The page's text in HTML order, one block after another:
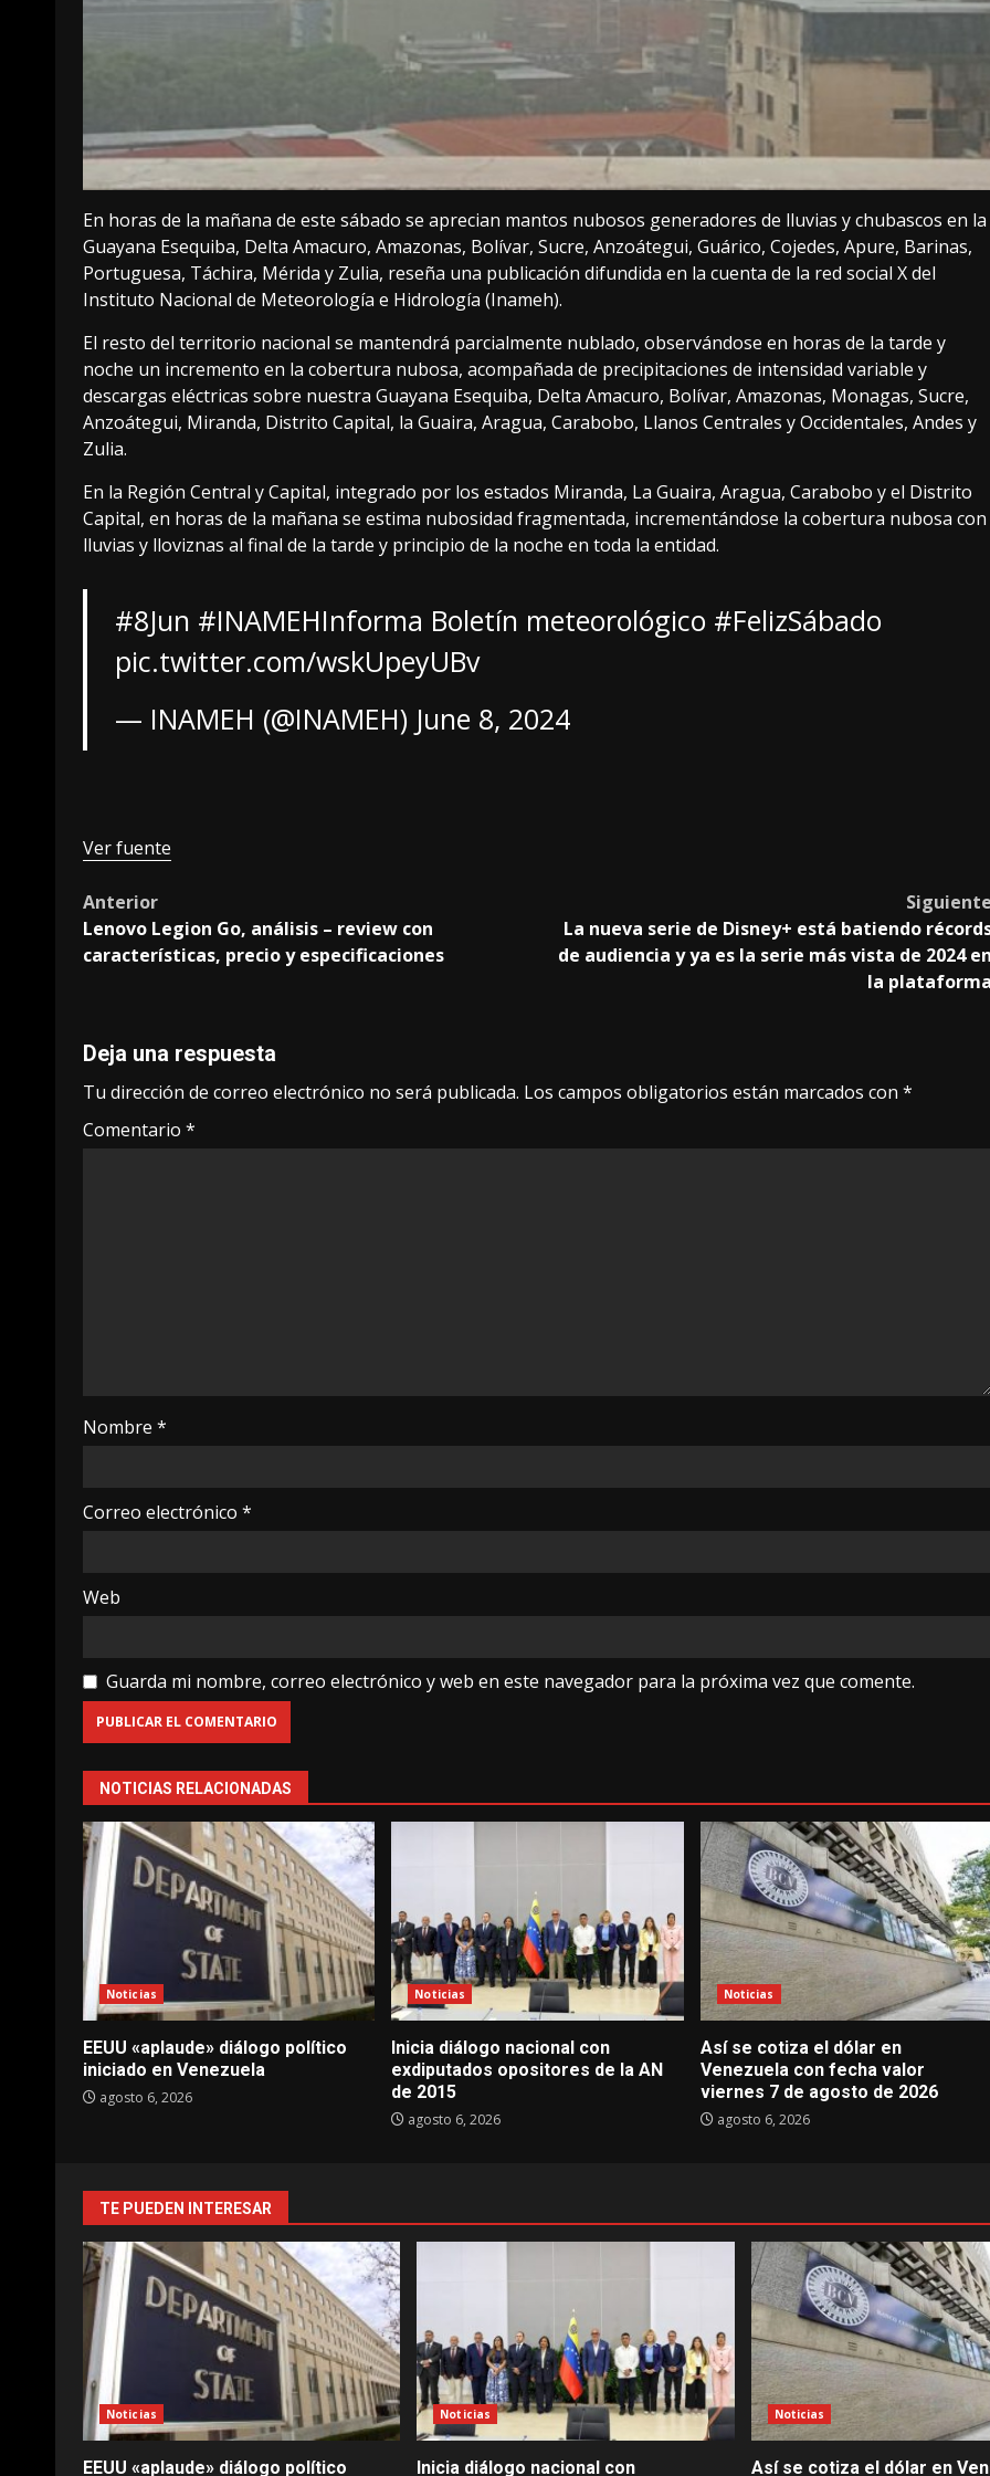
En horas de la mañana de este sábado se aprecian mantos nubosos generadores de lluvias y chubascos en la
Guayana Esequiba, Delta Amacuro, Amazonas, Bolívar, Sucre, Anzoátegui, Guárico, Cojedes, Apure, Barinas,
Portuguesa, Táchira, Mérida y Zulia, reseña una publicación difundida en la cuenta de la red social X del
Instituto Nacional de Meteorología e Hidrología (Inameh).
El resto del territorio nacional se mantendrá parcialmente nublado, observándose en horas de la tarde y
noche un incremento en la cobertura nubosa, acompañada de precipitaciones de intensidad variable y
descargas eléctricas sobre nuestra Guayana Esequiba, Delta Amacuro, Bolívar, Amazonas, Monagas, Sucre,
Anzoátegui, Miranda, Distrito Capital, la Guaira, Aragua, Carabobo, Llanos Centrales y Occidentales, Andes y
Zulia.
En la Región Central y Capital, integrado por los estados Miranda, La Guaira, Aragua, Carabobo y el Distrito
Capital, en horas de la mañana se estima nubosidad fragmentada, incrementándose la cobertura nubosa con
lluvias y lloviznas al final de la tarde y principio de la noche en toda la entidad.
#8Jun #INAMEHInforma Boletín meteorológico #FelizSábado
pic.twitter.com/wskUpeyUBv
— INAMEH (@INAMEH) June 8, 2024
Ver fuente
Post
navigation
Anterior
Lenovo Legion Go, análisis – review con
características, precio y especificaciones
Siguiente
La nueva serie de Disney+ está batiendo
de audiencia y ya es la serie más vista de 2024 en
la plataforma
Deja una respuesta
Tu dirección de correo electrónico no será publicada. Los campos obligatorios están marcados con *
Comentario *
Nombre *
Correo electrónico *
Web
Guarda mi nombre, correo electrónico y web en este navegador para la próxima vez que comente.
NOTICIAS RELACIONADAS
Noticias
EEUU «aplaude» diálogo político
iniciado en Venezuela
agosto 6, 2026
Noticias
Inicia diálogo nacional con
exdiputados opositores de la AN
de 2015
agosto 6, 2026
Noticias
Así se cotiza el dólar en
Venezuela con fecha valor
viernes 7 de agosto de 2026
agosto 6, 2026
TE PUEDEN INTERESAR
Noticias
EEUU «aplaude» diálogo político
Noticias
Inicia diálogo nacional con
Noticias
Así se cotiza el dólar en